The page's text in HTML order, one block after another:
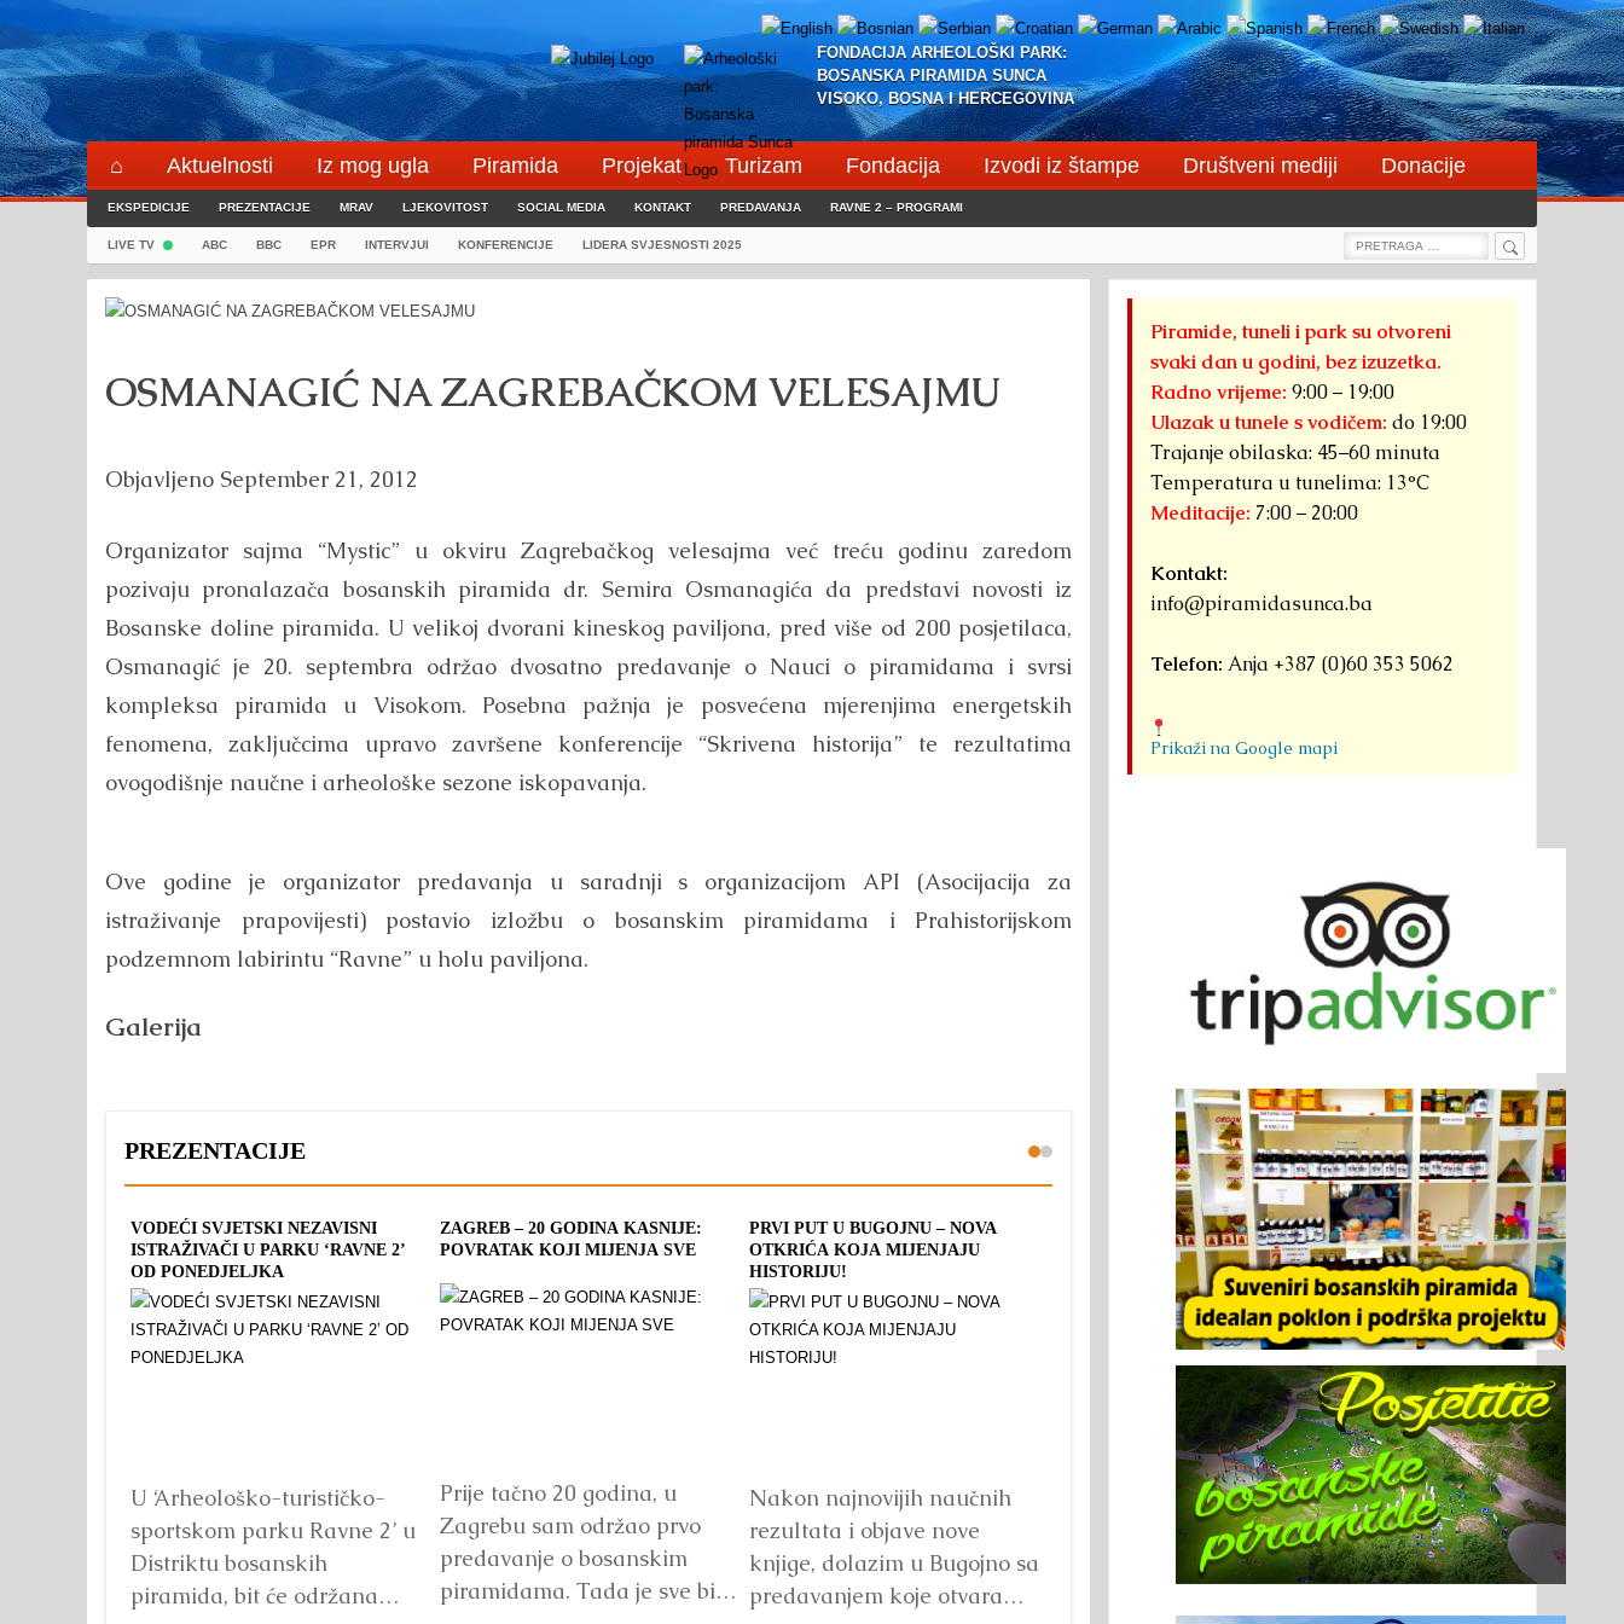
Skip
to
content
FONDACIJA ARHEOLOŠKI PARK:
BOSANSKA PIRAMIDA SUNCA
VISOKO, BOSNA I HERCEGOVINA
⌂ Aktuelnosti Iz mog ugla Piramida Projekat Turizam Fondacija Izvodi iz štampe Društveni mediji
Donacije
Blogeri
⌖
EKSPEDICIJE PREZENTACIJE MRAV LJEKOVITOST SOCIAL MEDIA KONTAKT PREDAVANJA RAVNE 2 – PROGRAMI
LIVE TV ABC BBC EPR INTERVJUI KONFERENCIJE LIDERA SVJESNOSTI 2025
Search
Search
OSMANAGIĆ NA ZAGREBAČKOM VELESAJMU
Objavljeno September 21, 2012
Organizator sajma “Mystic” u okviru Zagrebačkog velesajma već treću godinu zaredom
pozivaju pronalazača bosanskih piramida dr. Semira Osmanagića da predstavi novosti iz
Bosanske doline piramida. U velikoj dvorani kineskog paviljona, pred više od 200 posjetilaca,
Osmanagić je 20. septembra održao dvosatno predavanje o Nauci o piramidama i svrsi
kompleksa piramida u Visokom. Posebna pažnja je posvećena mjerenjima energetskih
fenomena, zaključcima upravo završene konferencije “Skrivena historija” te rezultatima
ovogodišnje naučne i arheološke sezone iskopavanja.
Ove godine je organizator predavanja u saradnji s organizacijom API (Asocijacija za
istraživanje prapovijesti) postavio izložbu o bosanskim piramidama i Prahistorijskom
podzemnom labirintu “Ravne” u holu paviljona.
Galerija
PREZENTACIJE
VODEĆI SVJETSKI NEZAVISNI
ISTRAŽIVAČI U PARKU ‘RAVNE 2’
OD PONEDJELJKA
U ‘Arheološko-turističko-
sportskom parku Ravne 2’ u
Distriktu bosanskih
piramida, bit će održana
ZAGREB – 20 GODINA KASNIJE:
POVRATAK KOJI MIJENJA SVE
Prije tačno 20 godina, u
Zagrebu sam održao prvo
predavanje o bosanskim
piramidama. Tada je sve bila
PRVI PUT U BUGOJNU – NOVA
OTKRIĆA KOJA MIJENJAJU
HISTORIJU!
Nakon najnovijih naučnih
rezultata i objave nove
knjige, dolazim u Bugojno sa
predavanjem koje otvara
NA REDU JE AMERIČKA TURNEJA:
OD CHICAGA DO SANTA FEA –
ISTINA O NAJSTARIJIM
PIRAMIDAMA STIŽE U SAD
Pronalazač bosanskih
piramida dr. Semir
Osmanagić nastavlja
DARTFORD, HERTFORDSHIRE
LEWES – OSMANAGIĆ
S TURNEJOM PO VELIKOJ
BRITANIJI
Autor i istraživač Dr
Osmanagić nastavlja s
turnejom po Velikoj
Piramide, tuneli i park su otvoreni
svaki dan u godini, bez izuzetka.
Radno vrijeme: 9:00 – 19:00
Ulazak u tunele s vodičem: do 19:00
Trajanje obilaska: 45–60 minuta
Temperatura u tunelima: 13°C
Meditacije: 7:00 – 20:00
Kontakt:
info@piramidasunca.ba
Telefon: Anja +387 (0)60 353 5062
Prikaži na Google mapi